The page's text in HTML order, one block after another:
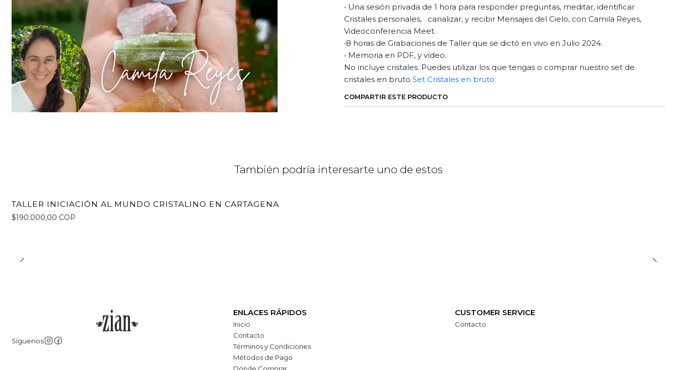
• Una sesión privada de 1 hora para responder preguntas, meditar, identificar
Cristales personales, canalizar, y recibir Mensajes del Cielo, con Camila Reyes,
Videoconferencia Meet.
•8 horas de Grabaciones de Taller que se dictó en vivo en Julio 2024.
• Memoria en PDF, y vídeo.
No incluye cristales. Puedes utilizar los que tengas o comprar nuestro set de
cristales en brutoSet Cristales en bruto
COMPARTIR ESTE PRODUCTO
También podría interesarte uno de estos
TALLER INICIACIÓN AL MUNDO CRISTALINO EN CARTAGENA
$190.000,00 COP
Síguenos
ENLACES RÁPIDOS
Inicio
Contacto
Términos y Condiciones
Métodos de Pago
CUSTOMER SERVICE
Contacto